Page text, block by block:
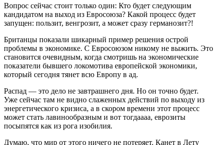
Вопрос сейчас стоит только один: Кто будет следующим
кандидатом на выход из Евросоюза? Какой процесс будет
запущен: пользит, венгрозит, а может сразу германозит?!
Британцы показали шикарный пример решения острой
проблемы в экономике. С Евросоюзом никому не выжить. Это
становится очевидным, когда смотришь на экономические
показатели бывшего локомотива европейской экономики,
который сегодня тянет всю Европу в ад.
Распад — это дело не завтрашнего дня. Но он точно будет.
Уже сейчас там не видно слаженных действий по выходу из
энергетического кризиса, а в скором времени этот процесс
может стать лавинообразным и вот тогдаааа, еврозиты
посыпятся как из рога изобилия.
Думаю, что мир от этого ничего не потеряет. Канет в Лету